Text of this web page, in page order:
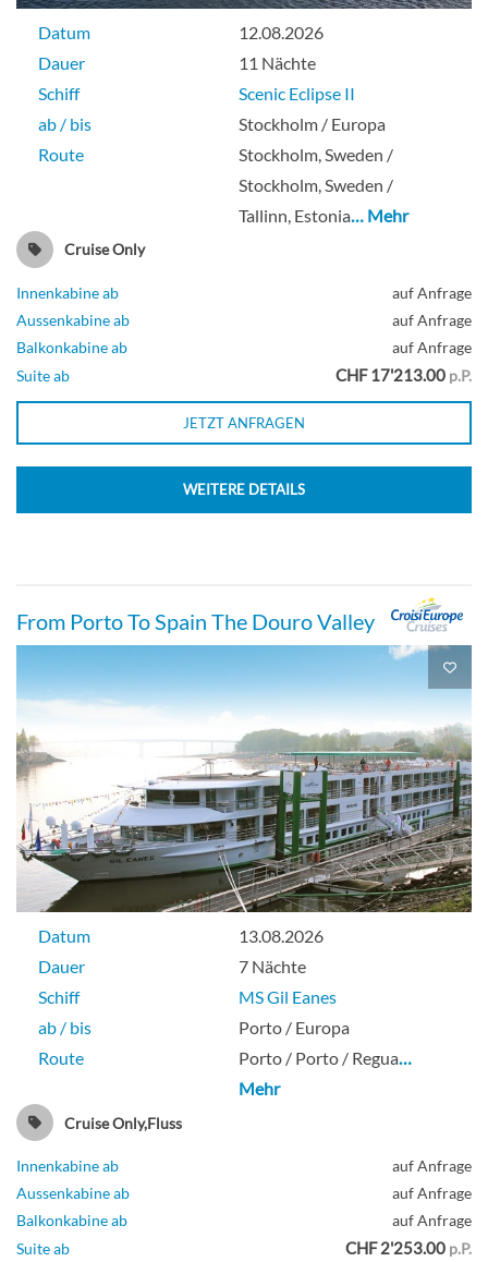
Datum
12.08.2026
Dauer
11 Nächte
Schiff
Scenic Eclipse II
ab / bis
Stockholm / Europa
Route
Stockholm, Sweden /
Stockholm, Sweden /
Tallinn, Estonia… Mehr
Cruise Only
Innenkabine ab
auf Anfrage
Aussenkabine ab
auf Anfrage
Balkonkabine ab
auf Anfrage
Suite ab
CHF 17'213.00 p.P.
JETZT ANFRAGEN
WEITERE DETAILS
From Porto To Spain The Douro Valley
Datum
13.08.2026
Dauer
7 Nächte
Schiff
MS Gil Eanes
ab / bis
Porto / Europa
Route
Porto / Porto / Regua…
Mehr
Cruise Only,Fluss
Innenkabine ab
auf Anfrage
Aussenkabine ab
auf Anfrage
Balkonkabine ab
auf Anfrage
Suite ab
CHF 2'253.00 p.P.